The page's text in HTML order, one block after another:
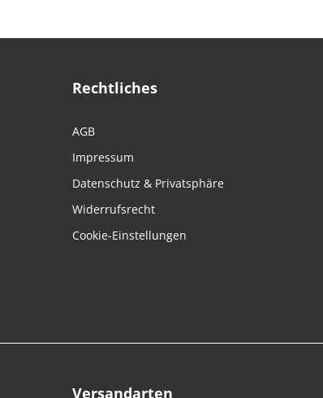
Rechtliches
AGB
Impressum
Datenschutz & Privatsphäre
Widerrufsrecht
Cookie-Einstellungen
Versandarten